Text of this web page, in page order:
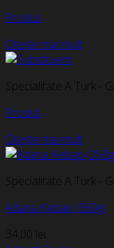
Produs
Citește mai mult
Specialitate A Turk -
Produs
Citește mai mult
Specialitate A Turk -
Adana Kebap (350g)
34,00 lei